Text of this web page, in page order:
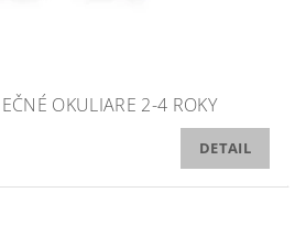
OKULIARE 2-4 ROKY
DETAIL